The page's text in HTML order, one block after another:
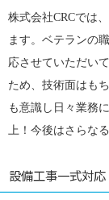
株式会社CRCでは
ます。ベテランの
応させていただい
ため、技術面はも
も意識し日々業務
上！今後はさらな
設備工事一式対応